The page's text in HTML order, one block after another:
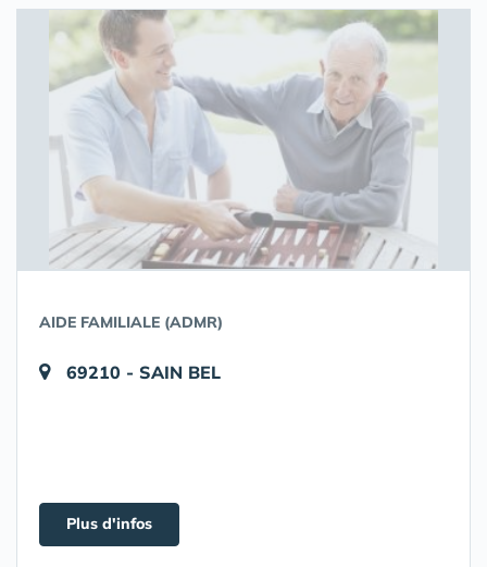
AIDE FAMILIALE (ADMR)
69210 - SAIN BEL
Plus d'infos